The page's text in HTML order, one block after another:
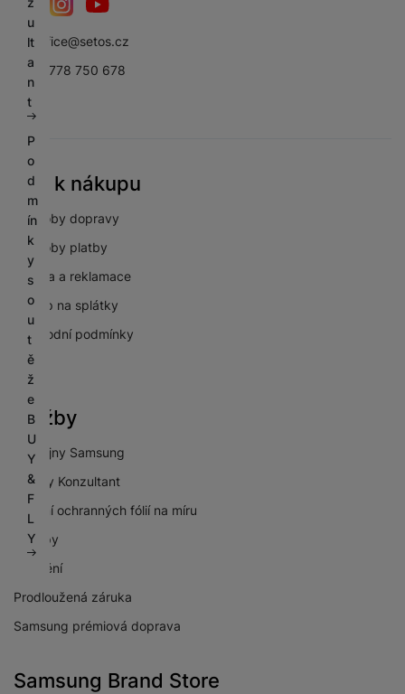
u
lt
a
n
t
P
o
d
m
ín
k
y
s
o
u
t
ě
ž
e
B
U
Y
&
F
L
Y
Facebook
sbsoffice@setos.cz
+420 778 750 678
Vše k nákupu
Způsoby dopravy
Způsoby platby
Záruka a reklamace
Nákup na splátky
Obchodní podmínky
GDPR
Služby
Prodejny Samsung
Galaxy Konzultant
Lepení ochranných fólií na míru
Výkupy
Pojištění
Prodloužená záruka
Samsung prémiová doprava
Samsung Brand Store